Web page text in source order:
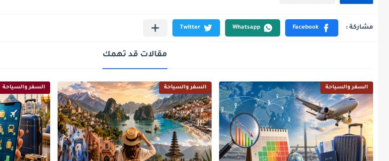
مقالات قد تهمك
السفر والسياحة السفر والسياحة السفر والسياحة